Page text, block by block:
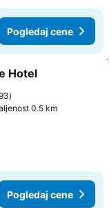
Pogledaj cene
Hotel
0.5 km
Pogledaj cene